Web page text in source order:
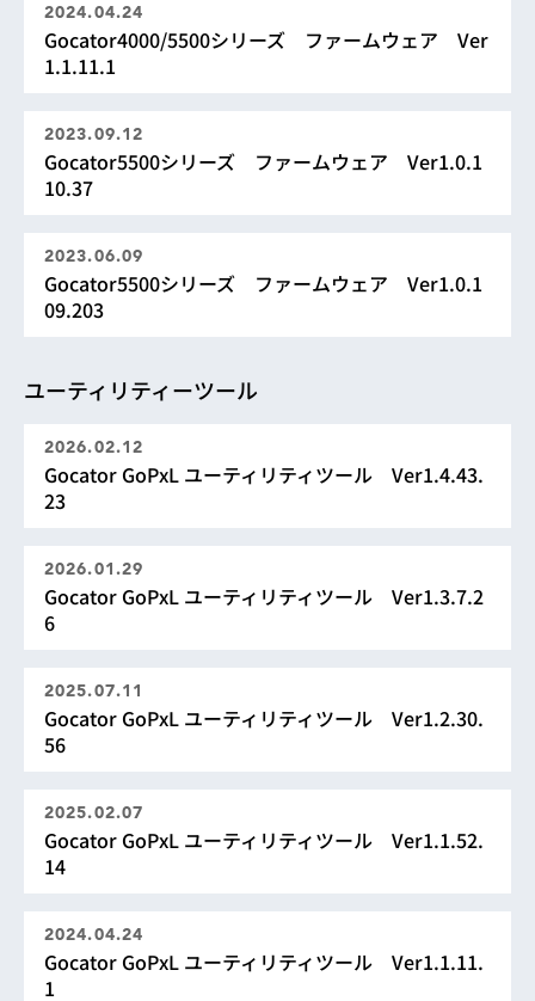
2024.04.24
Gocator4000/5500シリーズ ファームウェア Ver
1.1.11.1
2023.09.12
Gocator5500シリーズ ファームウェア Ver1.0.1
10.37
2023.06.09
Gocator5500シリーズ ファームウェア Ver1.0.1
09.203
ユーティリティーツール
2026.02.12
Gocator GoPxL ユーティリティツール Ver1.4.43.
23
2026.01.29
Gocator GoPxL ユーティリティツール Ver1.3.7.2
6
2025.07.11
Gocator GoPxL ユーティリティツール Ver1.2.30.
56
2025.02.07
Gocator GoPxL ユーティリティツール Ver1.1.52.
14
2024.04.24
Gocator GoPxL ユーティリティツール Ver1.1.11.
1